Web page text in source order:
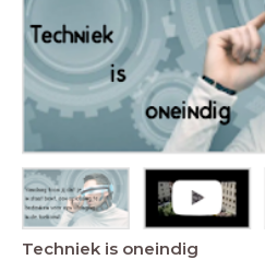
Techniek is oneindig